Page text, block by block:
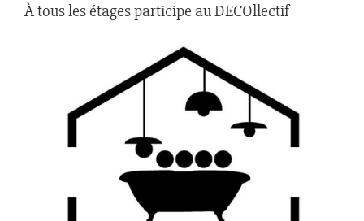
À tous les étages participe au DECOllectif